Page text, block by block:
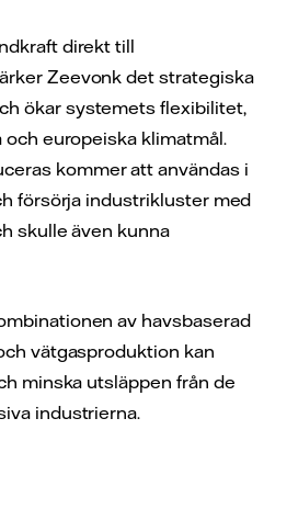
direkt till
Zeevonk det strategiska
ökar systemets flexibilitet,
europeiska klimatmål.
kommer att användas i
försörja industrikluster med
skulle även kunna
av havsbaserad
vätgasproduktion kan
minska utsläppen från de
industrierna.